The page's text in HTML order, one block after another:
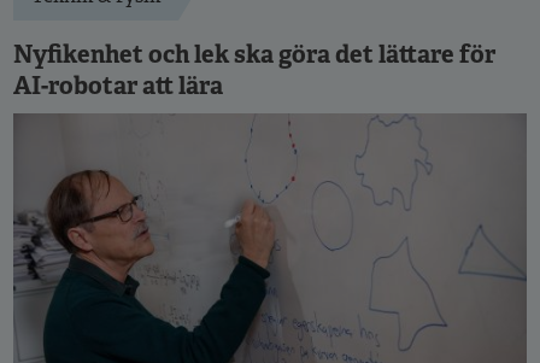
Nyfikenhet och lek ska göra det lättare för
AI-robotar att lära